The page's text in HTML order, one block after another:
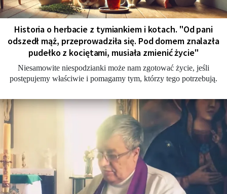
Historia o herbacie z tymiankiem i kotach. "Od pani
odszedł mąż, przeprowadziła się. Pod domem znalazła
pudełko z kociętami, musiała zmienić życie"
Niesamowite niespodzianki może nam zgotować życie, jeśli
postępujemy właściwie i pomagamy tym, którzy tego potrzebują.